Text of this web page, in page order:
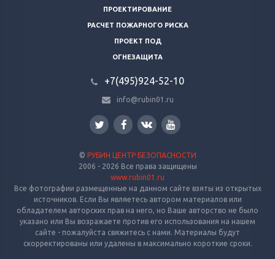
ПРОЕКТИРОВАНИЕ
РАСЧЕТ ПОЖАРНОГО РИСКА
ПРОЕКТ ПОД
ОГНЕЗАЩИТА
+7(495)924-52-10
info@rubin01.ru
© РУБИН ЦЕНТР БЕЗОПАСНОСТИ
2006 - 2026 Все права защищены
www.rubin01.ru
Все фотографии размещенные на данном сайте взяты из открытых
источников. Если Вы являетесь автором материалов или
обладателем авторских прав на него, но Ваше авторство не было
указано или Вы возражаете против его использования на нашем
сайте - пожалуйста свяжитесь с нами. Материалы будут
скорректированы или удалены в максимально короткие сроки.